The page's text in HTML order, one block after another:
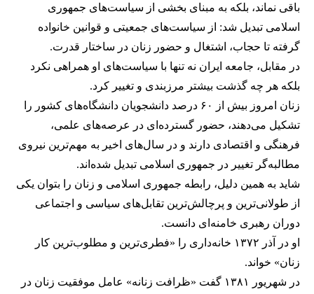
باقی نماند، بلکه به مبنای بخشی از سیاست‌های جمهوری
اسلامی تبدیل شد: از سیاست‌های جمعیتی و قوانین خانواده
گرفته تا حجاب، اشتغال و حضور زنان در ساختار قدرت.
در مقابل، جامعه ایران نه تنها با سیاست‌های او همراهی نکرد
بلکه هر چه گذشت بیشتر مرزبندی و تغییر کرد.
زنان امروز بیش از ۶۰ درصد دانشجویان دانشگاه‌های کشور را
تشکیل می‌دهند، حضور گسترده‌ای در عرصه‌های علمی،
فرهنگی و اقتصادی دارند و در سال‌های اخیر به مهم‌ترین نیروی
مطالبه‌گر تغییر در جمهوری اسلامی تبدیل شده‌اند.
شاید به همین دلیل، رابطه جمهوری اسلامی و زنان را بتوان یکی
از طولانی‌ترین و پرچالش‌ترین تقابل‌های سیاسی و اجتماعی
دوران رهبری خامنه‌ای دانست.
او در آذر ۱۳۷۲ خانه‌داری را «فطری‌ترین و مطلوب‌ترین کار
زنان» خواند.
در شهریور ۱۳۸۱ گفت «ظرافت زنانه» عامل موفقیت زنان در